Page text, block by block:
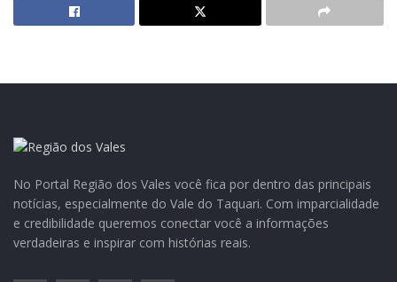
em receber doações deverão providenciar inscrição na
‘Campanha do Tijolo’ para auxiliar a família de Maria
passada um incêndio destruiu a residência. Doações na
conta 9156-2, agência do Sicredi Mato Leitão (0179).
No Portal Região dos Vales você fica por dentro das principais
notícias, especialmente do Vale do Taquari. Com imparcialidade
e credibilidade queremos conectar você a informações
verdadeiras e inspirar com histórias reais.